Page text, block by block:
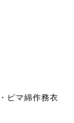
ピマ綿作務衣